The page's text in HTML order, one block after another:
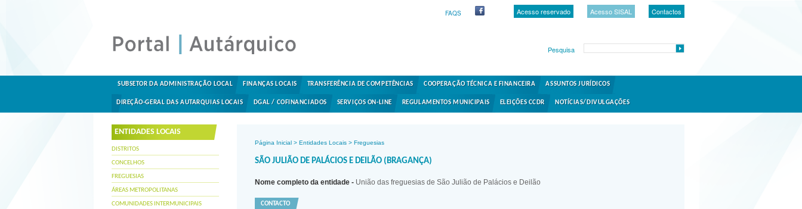
Acesso reservado Acesso SISAL Contactos
FAQS
Pesquisa
SUBSETOR DA ADMINISTRAÇÃO LOCAL FINANÇAS LOCAIS TRANSFERÊNCIA DE COMPETÊNCIAS COOPERAÇÃO TÉCNICA E FINANCEIRA ASSUNTOS JURÍDICOS
DIREÇÃO-GERAL DAS AUTARQUIAS LOCAIS DGAL / COFINANCIADOS SERVIÇOS ON-LINE REGULAMENTOS MUNICIPAIS ELEIÇÕES CCDR NOTÍCIAS/DIVULGAÇÕES
ENTIDADES LOCAIS
DISTRITOS
CONCELHOS
FREGUESIAS
ÁREAS METROPOLITANAS
COMUNIDADES INTERMUNICIPAIS
Página Inicial > Entidades Locais > Freguesias
SÃO JULIÃO DE PALÁCIOS E DEILÃO (BRAGANÇA)
Nome completo da entidade - União das freguesias de São Julião de Palácios e Deilão
CONTACTO